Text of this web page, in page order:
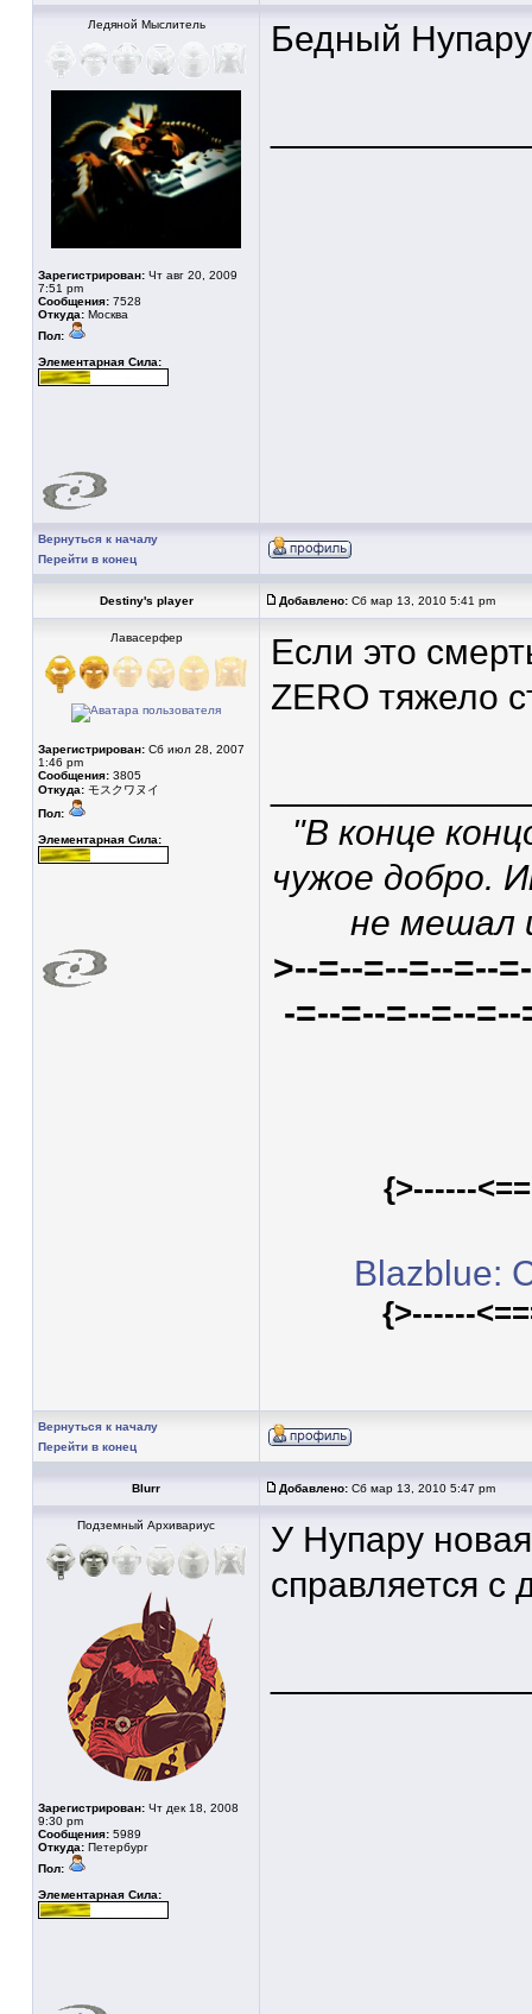
Ледяной Мыслитель
Зарегистрирован: Чт авг 20, 2009
7:51 pm
Сообщения: 7528
Откуда: Москва
Пол:
Элементарная Сила:
Бедный
Вернуться к началу
Перейти в конец
Destiny's player Добавлено: Сб мар 13, 2010 5:41 pm
Лавасерфер
Зарегистрирован: Сб июл 28, 2007
1:46 pm
Сообщения: 3805
Откуда: モスクワヌイ
Пол:
Элементарная Сила:
Если это
ZERO тяжело
"В конце
чужое добро.
не мешал
>--=--=--=--=--
-=--=--=--=--
{>------
Blazblue:
{>------
Вернуться к началу
Перейти в конец
Blurr Добавлено: Сб мар 13, 2010 5:47 pm
Подземный Архивариус
Зарегистрирован: Чт дек 18, 2008
9:30 pm
Сообщения: 5989
Откуда: Петербург
Пол:
Элементарная Сила:
У Нупару
справляется